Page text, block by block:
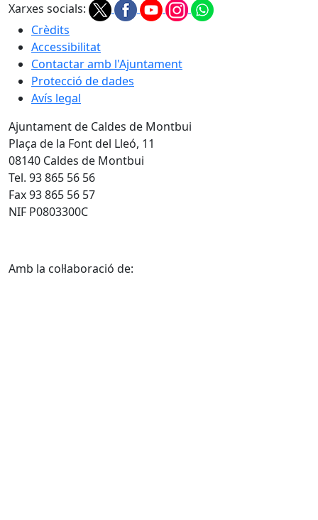
Xarxes socials:
Crèdits
Accessibilitat
Contactar amb l'Ajuntament
Protecció de dades
Avís legal
Ajuntament de Caldes de Montbui
Plaça de la Font del Lleó, 11
08140 Caldes de Montbui
Tel. 93 865 56 56
Fax 93 865 56 57
NIF P0803300C
Amb la col·laboració de: